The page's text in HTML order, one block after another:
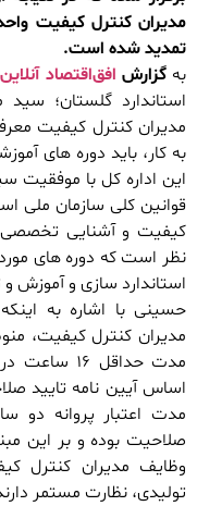
تمدید شده است.
به گزارش افق‌اقتصاد آنلاین
استاندارد گلستان؛
مدیران کنترل کیفیت
به کار، باید دوره های
این اداره کل با موفقیت
قوانین کلی سازمان ملی
کیفیت و آشنایی تخصصی
نظر است که دوره های مورد
استاندارد سازی و آموزش و
حسینی با اشاره به
مدیران کنترل کیفیت،
مدت
اساس آیین نامه تایید
مدت اعتبار پروانه دو
صلاحیت بوده و بر این
وظایف مدیران کنترل
تولیدی، نظارت مستمر